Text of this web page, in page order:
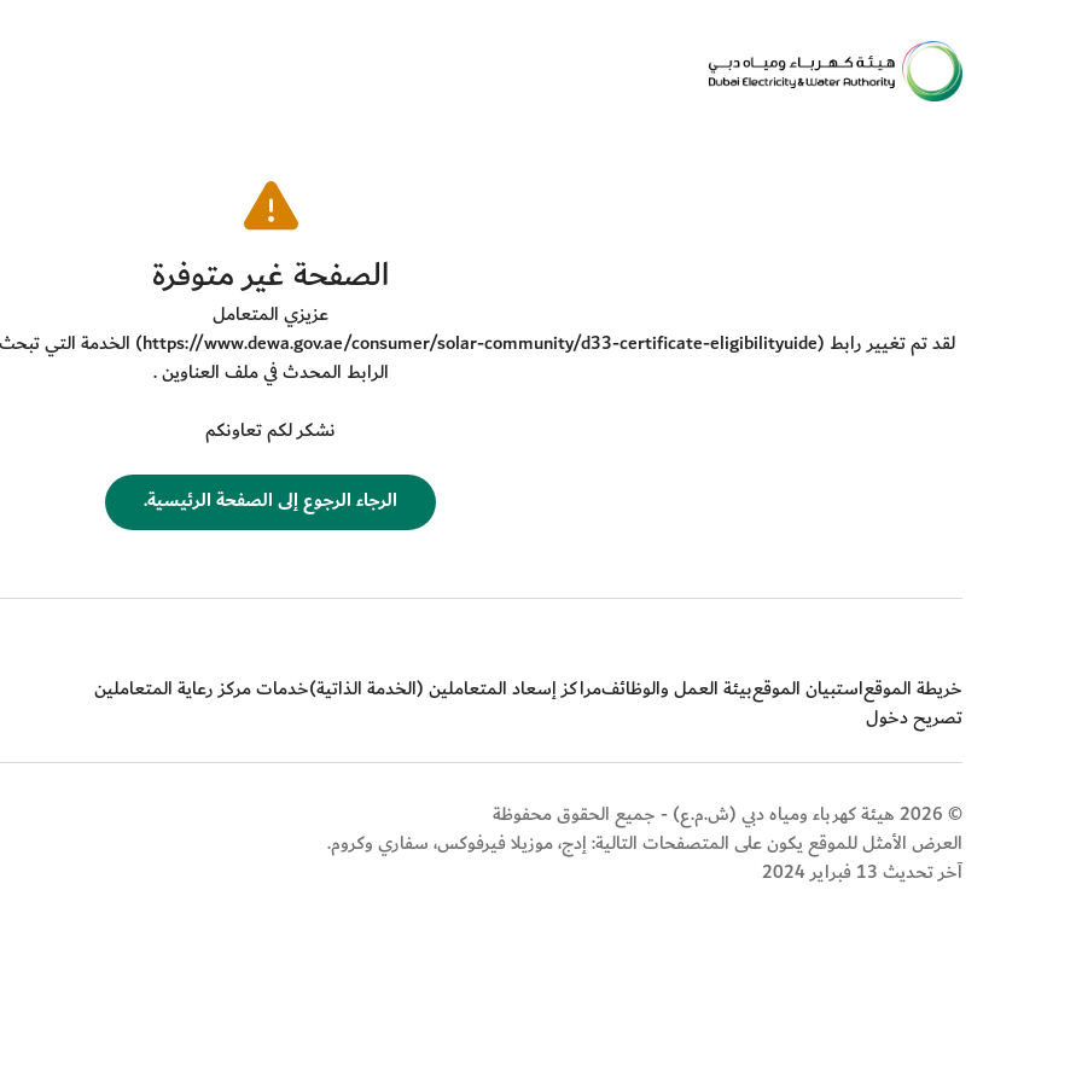
​الصفحة غير متوفرة
عزيزي المتعامل
لقد تم تغيير رابط (https://www.dewa.gov.ae/consumer/solar-community/d33-certificate-eligibilityuide) الخدمة التي تبحث
الرابط المحدث في ملف العناوين .
نشكر لكم تعاونكم
​الرجاء الرجوع إلى الصفحة الرئيسية.
خريطة الموقعاستبيان الموقعبيئة العمل والوظائفمراكز إسعاد المتعاملين (الخدمة الذاتية)خدمات مركز رعاية المتعاملين
تصريح دخول
© 2026 هيئة كهرباء ومياه دبي (ش.م.ع) - جميع الحقوق محفوظة
العرض الأمثل للموقع يكون على المتصفحات التالية: إدج، موزيلا فيرفوكس، سفاري وكروم.
آخر تحديث 13 فبراير 2024